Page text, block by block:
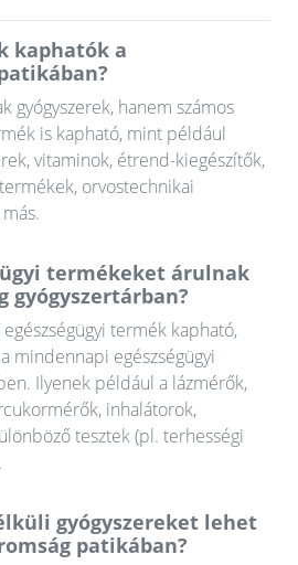
kaphatók a
gyógyszerek, hanem számos
is kapható, mint például
vitaminok, étrend-kiegészítők,
orvostechnikai
termékeket árulnak
gyógyszertárban?
termék kapható,
mindennapi egészségügyi
Ilyenek például a lázmérők,
inhalátorok,
tesztek (pl. terhességi
gyógyszereket lehet
patikában?